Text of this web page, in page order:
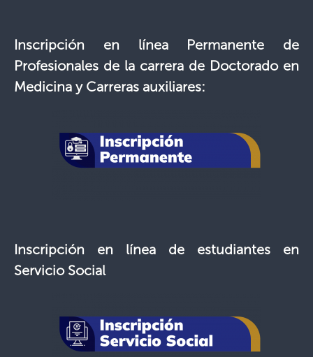
Inscripción en línea Permanente de
Profesionales de la carrera de Doctorado en
Medicina y Carreras auxiliares:
Inscripción en línea de estudiantes en
Servicio Social